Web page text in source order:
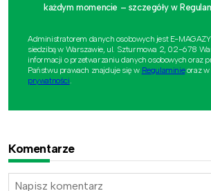
każdym momencie – szczegóły w
Administratorem danych osobowych jest E-
siedzibą w Warszawie, ul. Szturmowa 2, 02-678
informacji o przetwarzaniu danych osobowych oraz
Państwu prawach znajduje się w Regulaminieoraz w
prywatności.
Komentarze